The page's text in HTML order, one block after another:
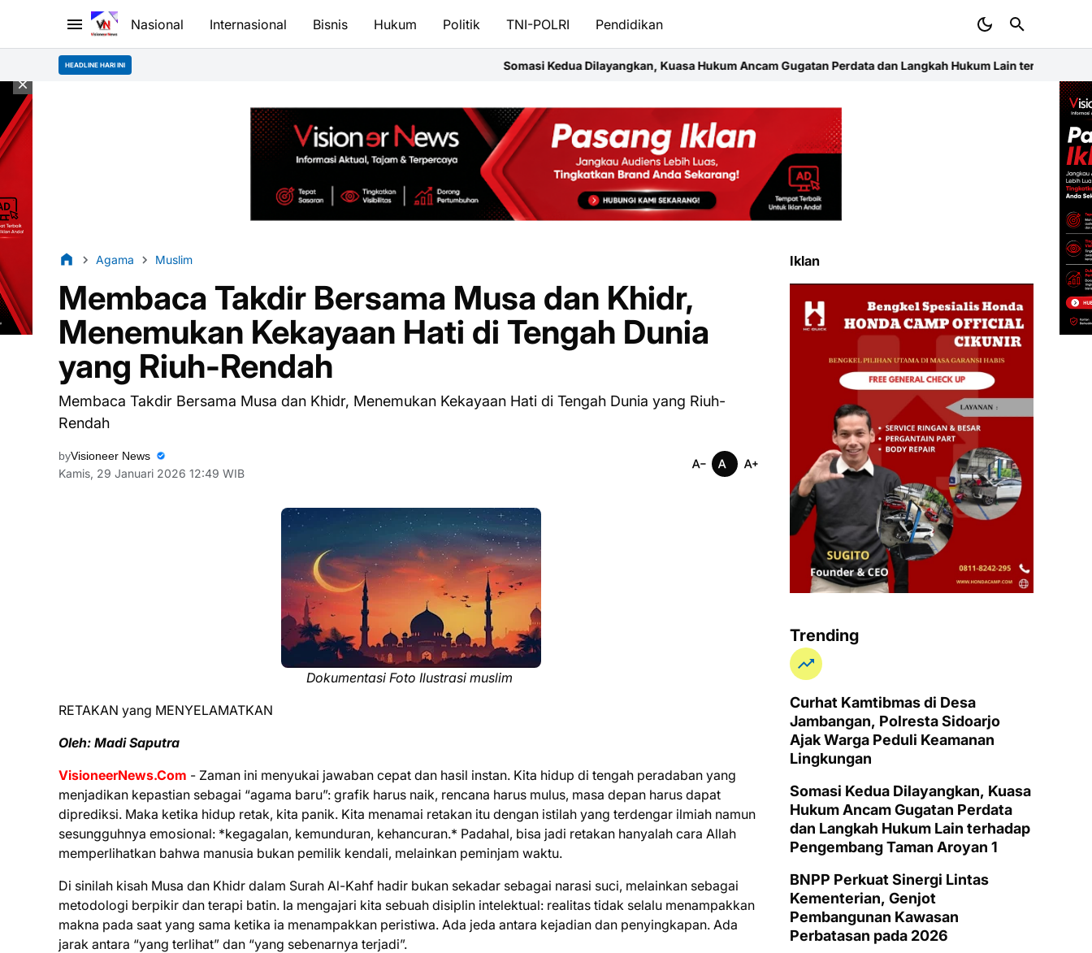
Nasional Internasional Bisnis Hukum Politik TNI-POLRI Pendidikan
HEADLINE HARI INI Somasi Kedua Dilayangkan, Kuasa Hukum Ancam Gugatan Perdata dan Langkah Hukum Lain terhadap Pengembang Taman Aroyan 1
Agama Muslim
Membaca Takdir Bersama Musa dan Khidr,
Menemukan Kekayaan Hati di Tengah Dunia
yang Riuh-Rendah
Membaca Takdir Bersama Musa dan Khidr, Menemukan Kekayaan Hati di Tengah Dunia yang Riuh-
Rendah
byVisioneer News
Kamis, 29 Januari 2026 12:49 WIB
Dokumentasi Foto Ilustrasi muslim
RETAKAN yang MENYELAMATKAN
Oleh: Madi Saputra
VisioneerNews.Com - Zaman ini menyukai jawaban cepat dan hasil instan. Kita hidup di tengah peradaban yang
menjadikan kepastian sebagai “agama baru”: grafik harus naik, rencana harus mulus, masa depan harus dapat
diprediksi. Maka ketika hidup retak, kita panik. Kita menamai retakan itu dengan istilah yang terdengar ilmiah namun
sesungguhnya emosional: *kegagalan, kemunduran, kehancuran.* Padahal, bisa jadi retakan hanyalah cara Allah
memperlihatkan bahwa manusia bukan pemilik kendali, melainkan peminjam waktu.
Di sinilah kisah Musa dan Khidr dalam Surah Al-Kahf hadir bukan sekadar sebagai narasi suci, melainkan sebagai
metodologi berpikir dan terapi batin. Ia mengajari kita sebuah disiplin intelektual: realitas tidak selalu menampakkan
makna pada saat yang sama ketika ia menampakkan peristiwa. Ada jeda antara kejadian dan penyingkapan. Ada
jarak antara “yang terlihat” dan “yang sebenarnya terjadi”.
Iklan
Trending
Curhat Kamtibmas di Desa
Jambangan, Polresta Sidoarjo
Ajak Warga Peduli Keamanan
Lingkungan
Somasi Kedua Dilayangkan, Kuasa
Hukum Ancam Gugatan Perdata
dan Langkah Hukum Lain terhadap
Pengembang Taman Aroyan 1
BNPP Perkuat Sinergi Lintas
Kementerian, Genjot
Pembangunan Kawasan
Perbatasan pada 2026